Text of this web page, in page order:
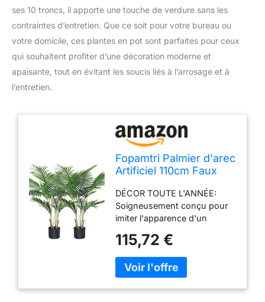
ses 10 troncs, il apporte une touche de verdure sans les
contraintes d’entretien. Que ce soit pour votre bureau ou
votre domicile, ces plantes en pot sont parfaites pour ceux
qui souhaitent profiter d’une décoration moderne et
apaisante, tout en évitant les soucis liés à l’arrosage et à
l’entretien.
Fopamtri Palmier d'arec
Artificiel 110cm Faux
décoration intérieure et
extérieure Moderne,
Plantes en Pot pour
Bureau à Domicile (2
pcs)
DÉCOR TOUTE L'ANNÉE:
Soigneusement conçu pour
imiter l'apparence d'un
le plus proche possible de la
réalité, parfait pour n'importe
quel décor de pièce ou de
bureau, ce palmier vous fera
sentir la présence de la
115,72 €